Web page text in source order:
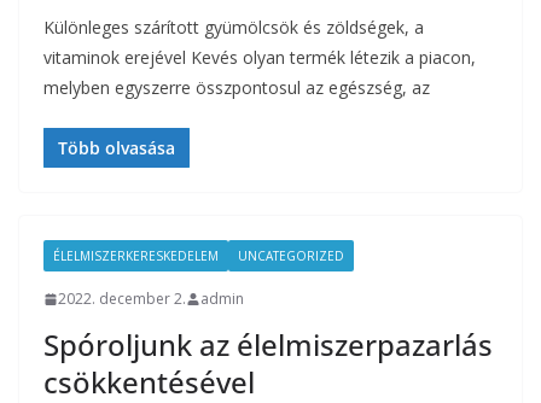
Különleges szárított gyümölcsök és zöldségek, a
vitaminok erejével Kevés olyan termék létezik a piacon,
melyben egyszerre összpontosul az egészség, az
Több olvasása
ÉLELMISZERKERESKEDELEM UNCATEGORIZED
2022. december 2. admin
Spóroljunk az élelmiszerpazarlás
csökkentésével